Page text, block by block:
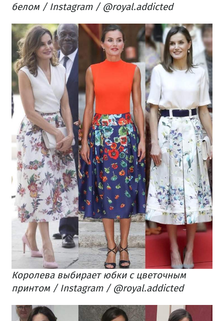
белом / Instagram / @royal.addicted
Королева выбирает юбки с цветочным
принтом / Instagram / @royal.addicted